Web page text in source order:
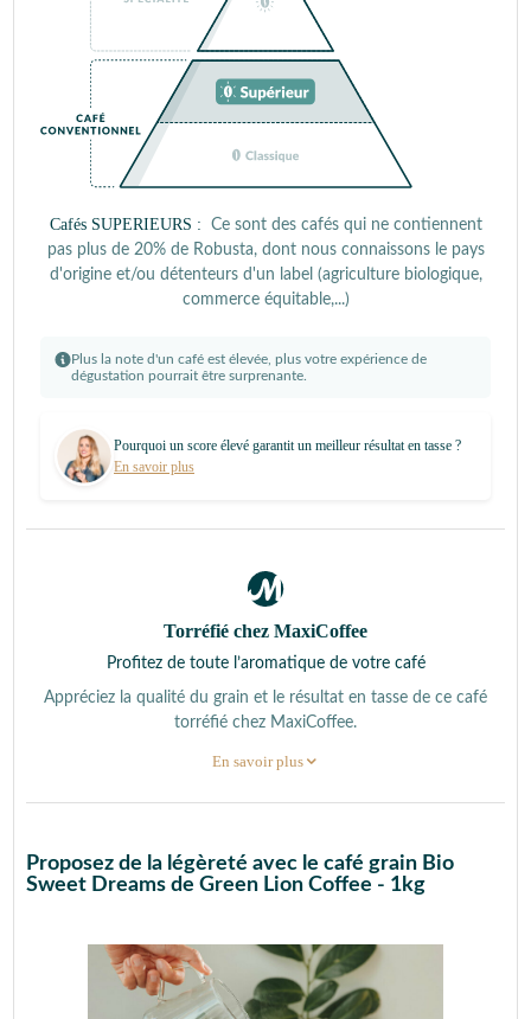
Cafés SUPERIEURS :
Ce sont des cafés qui ne contiennent
pas plus de 20% de Robusta, dont nous connaissons le pays
d'origine et/ou détenteurs d'un label (agriculture biologique,
commerce équitable,...)
Plus la note d'un café est élevée, plus votre expérience de
dégustation pourrait être surprenante.
Pourquoi un score élevé garantit un meilleur résultat en tasse ?
En savoir plus
Torréfié chez MaxiCoffee
Profitez de toute l’aromatique de votre café
Appréciez la qualité du grain et le résultat en tasse de ce café
torréfié chez MaxiCoffee.
En savoir plus
Proposez de la légèreté avec le café grain Bio
Sweet Dreams de Green Lion Coffee - 1kg